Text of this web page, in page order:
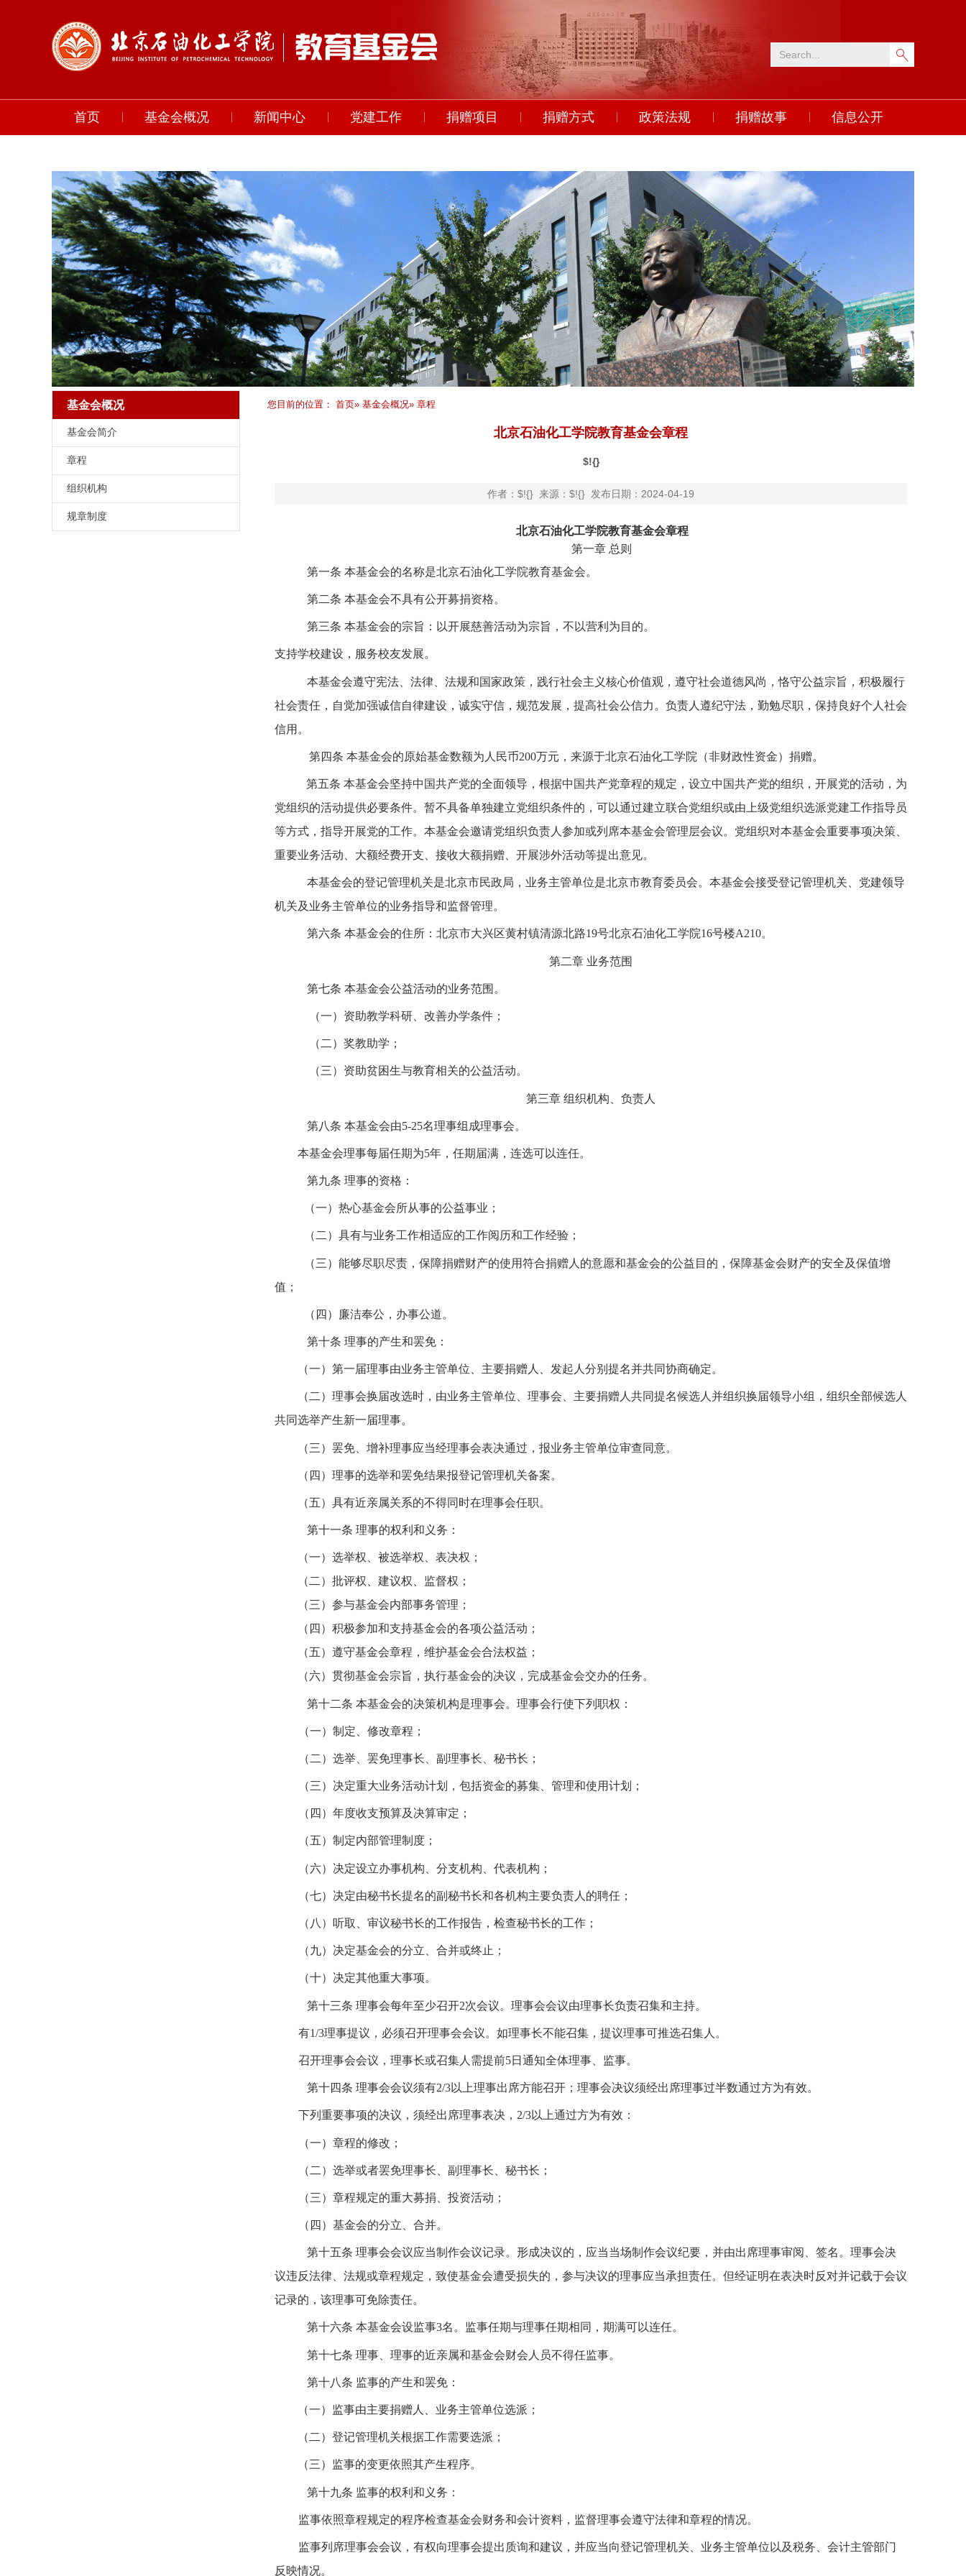
首页 基金会概况 新闻中心 党建工作 捐赠项目 捐赠方式 政策法规 捐赠故事 信息公开
基金会概况
基金会简介
章程
组织机构
规章制度
您目前的位置： 首页» 基金会概况» 章程
北京石油化工学院教育基金会章程
$!{}
作者：$!{} 来源：$!{} 发布日期：2024-04-19
北京石油化工学院教育基金会章程
第一章 总则
第一条 本基金会的名称是北京石油化工学院教育基金会。
第二条 本基金会不具有公开募捐资格。
第三条 本基金会的宗旨：以开展慈善活动为宗旨，不以营利为目的。
支持学校建设，服务校友发展。
本基金会遵守宪法、法律、法规和国家政策，践行社会主义核心价值观，遵守社会道德风尚，恪守公益宗旨，积极履行
社会责任，自觉加强诚信自律建设，诚实守信，规范发展，提高社会公信力。负责人遵纪守法，勤勉尽职，保持良好个人社会
信用。
第四条 本基金会的原始基金数额为人民币200万元，来源于北京石油化工学院（非财政性资金）捐赠。
第五条 本基金会坚持中国共产党的全面领导，根据中国共产党章程的规定，设立中国共产党的组织，开展党的活动，为
党组织的活动提供必要条件。暂不具备单独建立党组织条件的，可以通过建立联合党组织或由上级党组织选派党建工作指导员
等方式，指导开展党的工作。本基金会邀请党组织负责人参加或列席本基金会管理层会议。党组织对本基金会重要事项决策、
重要业务活动、大额经费开支、接收大额捐赠、开展涉外活动等提出意见。
本基金会的登记管理机关是北京市民政局，业务主管单位是北京市教育委员会。本基金会接受登记管理机关、党建领导
机关及业务主管单位的业务指导和监督管理。
第六条 本基金会的住所：北京市大兴区黄村镇清源北路19号北京石油化工学院16号楼A210。
第二章 业务范围
第七条 本基金会公益活动的业务范围。
（一）资助教学科研、改善办学条件；
（二）奖教助学；
（三）资助贫困生与教育相关的公益活动。
第三章 组织机构、负责人
第八条 本基金会由5-25名理事组成理事会。
本基金会理事每届任期为5年，任期届满，连选可以连任。
第九条 理事的资格：
（一）热心基金会所从事的公益事业 ；
（二）具有与业务工作相适应的工作阅历和工作经验；
（三）能够尽职尽责，保障捐赠财产的使用符合捐赠人的意愿和基金会的公益目的，保障基金会财产的安全及保值增
值；
（四）廉洁奉公，办事公道。
第十条 理事的产生和罢免：
（一）第一届理事由业务主管单位、主要捐赠人、发起人分别提名并共同协商确定。
（二）理事会换届改选时，由业务主管单位、理事会、主要捐赠人共同提名候选人并组织换届领导小组，组织全部候选人
共同选举产生新一届理事。
（三）罢免、增补理事应当经理事会表决通过，报业务主管单位审查同意。
（四）理事的选举和罢免结果报登记管理机关备案。
（五）具有近亲属关系的不得同时在理事会任职。
第十一条 理事的权利和义务：
（一）选举权、被选举权、表决权；
（二）批评权、建议权、监督权；
（三）参与基金会内部事务管理；
（四）积极参加和支持基金会的各项公益活动；
（五）遵守基金会章程，维护基金会合法权益；
（六）贯彻基金会宗旨，执行基金会的决议，完成基金会交办的任务。
第十二条 本基金会的决策机构是理事会。理事会行使下列职权：
（一）制定、修改章程；
（二）选举、罢免理事长、副理事长、秘书长；
（三）决定重大业务活动计划，包括资金的募集、管理和使用计划；
（四）年度收支预算及决算审定；
（五）制定内部管理制度；
（六）决定设立办事机构、分支机构、代表机构；
（七）决定由秘书长提名的副秘书长和各机构主要负责人的聘任；
（八）听取、审议秘书长的工作报告，检查秘书长的工作；
（九）决定基金会的分立、合并或终止；
（十）决定其他重大事项。
第十三条 理事会每年至少召开2次会议。理事会会议由理事长负责召集和主持。
有1/3理事提议，必须召开理事会会议。如理事长不能召集，提议理事可推选召集人。
召开理事会会议，理事长或召集人需提前5日通知全体理事、监事。
第十四条 理事会会议须有2/3以上理事出席方能召开；理事会决议须经出席理事过半数通过方为有效。
下列重要事项的决议，须经出席理事表决， 2/3以上通过方为有效：
（一）章程的修改；
（二）选举或者罢免理事长、副理事长、秘书长；
（三）章程规定的重大募捐、投资活动；
（四）基金会的分立、合并。
第十五条 理事会会议应当制作会议记录。形成决议的，应当当场制作会议纪要，并由出席理事审阅、签名。理事会决
议违反法律、法规或章程规定，致使基金会遭受损失的，参与决议的理事应当承担责任。但经证明在表决时反对并记载于会议
记录的，该理事可免除责任。
第十六条 本基金会设监事3名。监事任期与理事任期相同，期满可以连任。
第十七条 理事、理事的近亲属和基金会财会人员不得任监事。
第十八条 监事的产生和罢免：
（一）监事由主要捐赠人、业务主管单位选派；
（二）登记管理机关根据工作需要选派；
（三）监事的变更依照其产生程序。
第十九条 监事的权利和义务：
监事依照章程规定的程序检查基金会财务和会计资料，监督理事会遵守法律和章程的情况。
监事列席理事会会议，有权向理事会提出质询和建议，并应当向登记管理机关、业务主管单位以及税务、会计主管部门
反映情况。